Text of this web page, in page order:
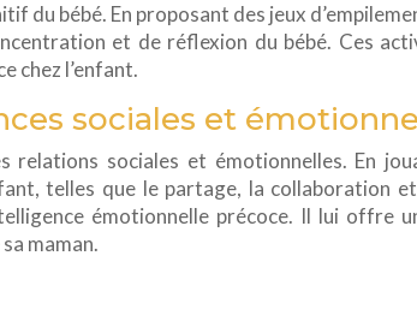
du bébé. En proposant des jeux
et de réflexion du bébé. Ces
chez l’enfant.
sociales et
sociales et émotionnelles. En
telles que le partage, la collaboration
émotionnelle précoce. Il lui offre
maman.